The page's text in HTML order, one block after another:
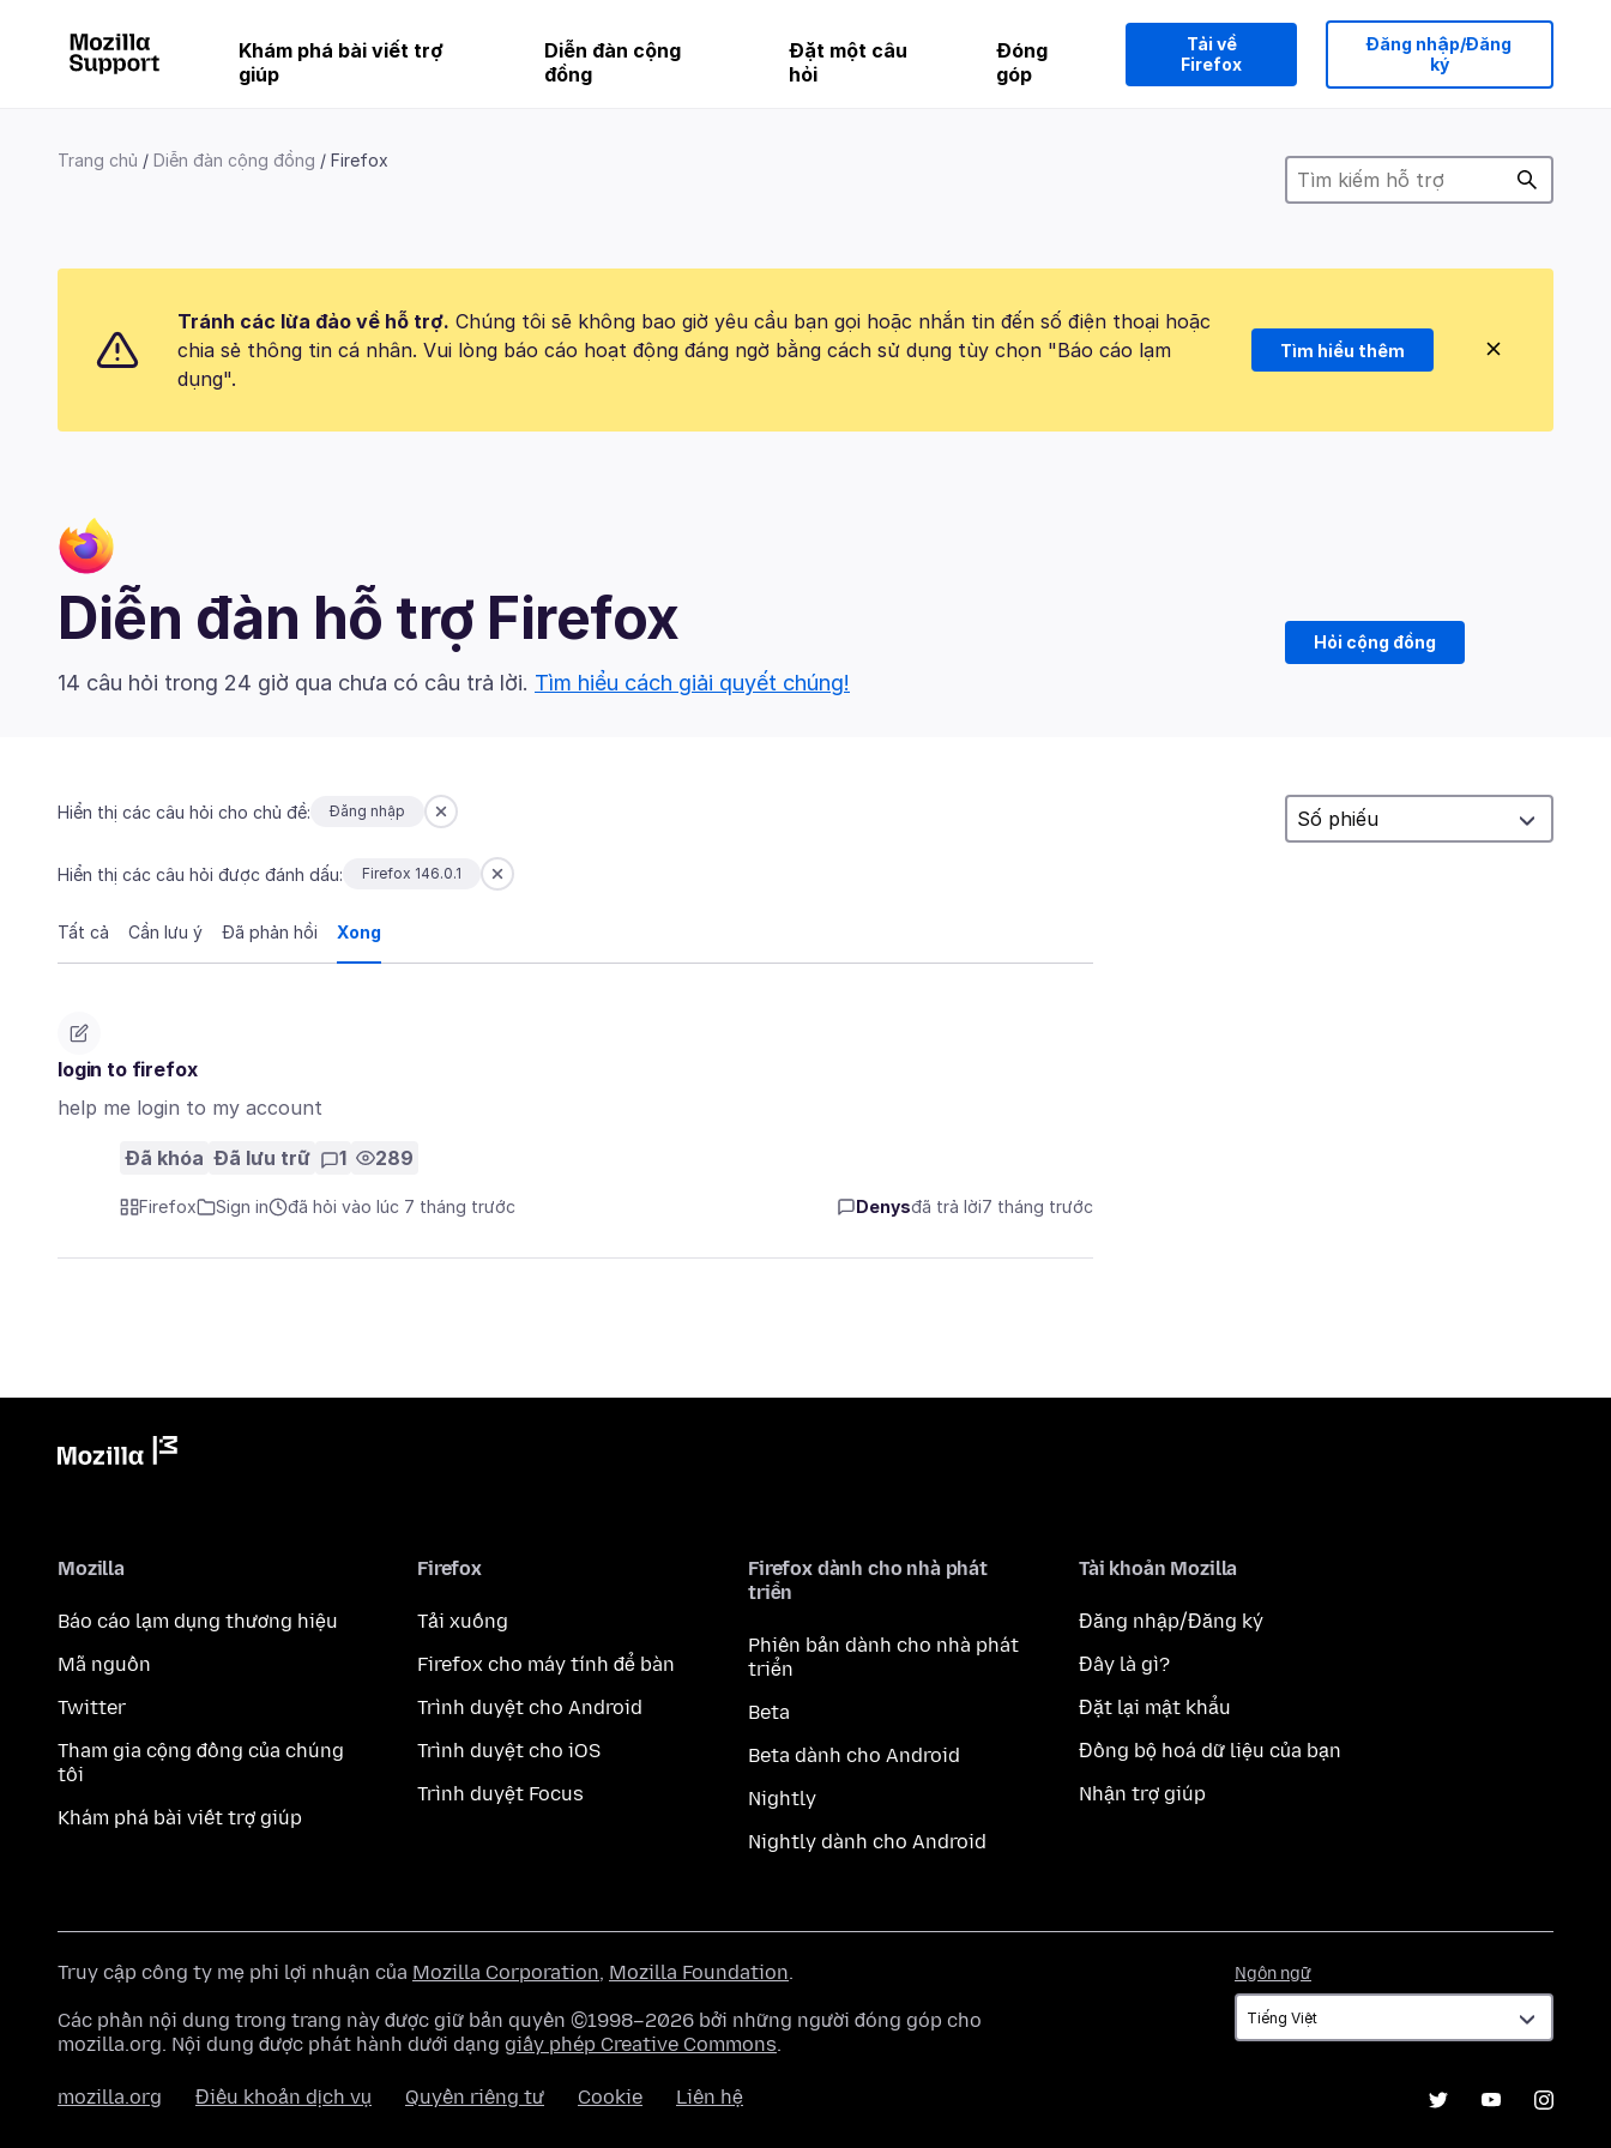
Khám phá bài viết trợ
giúp
Diễn đàn cộng
đồng
Đặt một câu
hỏi
Đóng
góp
Tải về
Firefox
Đăng nhập/Đăng
ký
Trang chủ Diễn đàn cộng đồng Firefox
Tránh các lừa đảo về hỗ trợ. Chúng tôi sẽ không bao giờ yêu cầu bạn gọi hoặc nhắn tin đến số điện thoại hoặc
chia sẻ thông tin cá nhân. Vui lòng báo cáo hoạt động đáng ngờ bằng cách sử dụng tùy chọn "Báo cáo lạm
dụng".
Tìm hiểu thêm
Diễn đàn hỗ trợ Firefox
14 câu hỏi trong 24 giờ qua chưa có câu trả lời. Tìm hiểu cách giải quyết chúng!
Hỏi cộng đồng
Hiển thị các câu hỏi cho chủ đề: Đăng nhập
Hiển thị các câu hỏi được đánh dấu: Firefox 146.0.1
Tất cả Cần lưu ý Đã phản hồi Xong
login to firefox
help me login to my account
Đã khóa Đã lưu trữ 1 289
Firefox Sign in đã hỏi vào lúc 7 tháng trước Denysđã trả lời7 tháng trước
Mozilla
Báo cáo lạm dụng thương hiệu
Mã nguồn
Twitter
Tham gia cộng đồng của chúng
tôi
Khám phá bài viết trợ giúp
Firefox
Tải xuống
Firefox cho máy tính để bàn
Trình duyệt cho Android
Trình duyệt cho iOS
Trình duyệt Focus
Firefox dành cho nhà phát
triển
Phiên bản dành cho nhà phát
triển
Beta
Beta dành cho Android
Nightly
Nightly dành cho Android
Tài khoản Mozilla
Đăng nhập/Đăng ký
Đây là gì?
Đặt lại mật khẩu
Đồng bộ hoá dữ liệu của bạn
Nhận trợ giúp
Ngôn ngữ
ngữ
Truy cập công ty mẹ phi lợi nhuận của Mozilla Corporation, Mozilla Foundation.
Các phần nội dung trong trang này được giữ bản quyền ©1998–2026 bởi những người đóng góp cho
mozilla.org. Nội dung được phát hành dưới dạng giấy phép Creative Commons.
mozilla.org Điều khoản dịch vụ Quyền riêng tư Cookie Liên hệ